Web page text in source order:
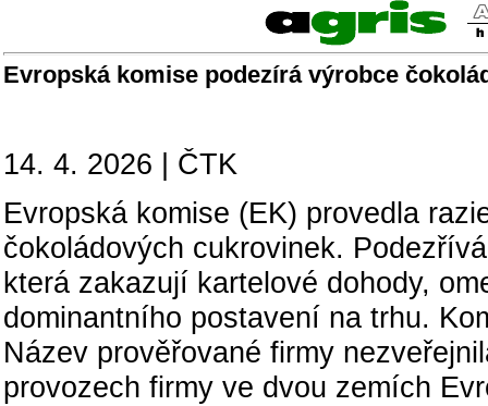
Evropská komise podezírá výrobce
14. 4. 2026 | ČTK
Evropská komise (EK) provedla
čokoládových cukrovinek.
která zakazují kartelové dohody,
dominantního postavení na trhu.
Název prověřované firmy
provozech firmy ve dvou zemích